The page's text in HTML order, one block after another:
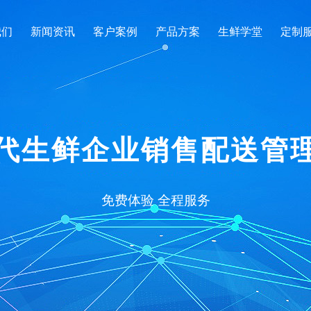
新闻资讯 客户案例 产品方案 生鲜学堂 定制
生鲜企业销售配送管
免费体验 全程服务